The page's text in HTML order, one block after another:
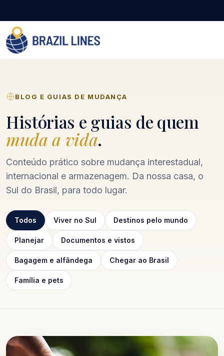
BLOG E GUIAS DE MUDANÇA
Histórias e guias de quem
muda a vida.
Conteúdo prático sobre mudança interestadual,
internacional e armazenagem. Da nossa casa, o
Sul do Brasil, para todo lugar.
Todos Viver no Sul Destinos pelo mundo
Planejar Documentos e vistos
Bagagem e alfândega Chegar ao Brasil
Família e pets